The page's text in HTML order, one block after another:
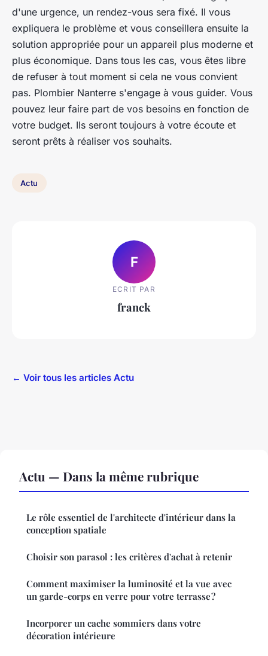
d'une urgence, un rendez-vous sera fixé. Il vous
expliquera le problème et vous conseillera ensuite la
solution appropriée pour un appareil plus moderne et
plus économique. Dans tous les cas, vous êtes libre
de refuser à tout moment si cela ne vous convient
pas. Plombier Nanterre s'engage à vous guider. Vous
pouvez leur faire part de vos besoins en fonction de
votre budget. Ils seront toujours à votre écoute et
seront prêts à réaliser vos souhaits.
Actu
F
ECRIT PAR
franck
← Voir tous les articles Actu
Actu — Dans la même rubrique
Le rôle essentiel de l'architecte d'intérieur dans la
conception spatiale
Choisir son parasol : les critères d'achat à retenir
Comment maximiser la luminosité et la vue avec
un garde-corps en verre pour votre terrasse ?
Incorporer un cache sommiers dans votre
décoration intérieure